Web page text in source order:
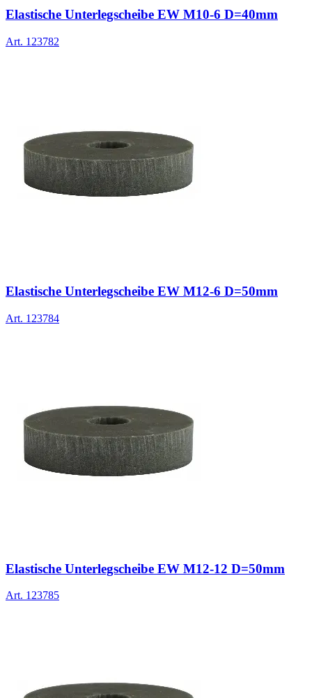
Elastische Unterlegscheibe EW M10-6 D=40mm
Art. 123782
Elastische Unterlegscheibe EW M12-6 D=50mm
Art. 123784
Elastische Unterlegscheibe EW M12-12 D=50mm
Art. 123785